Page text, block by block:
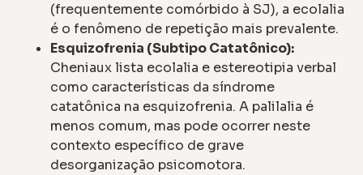
(frequentemente comórbido à SJ), a ecolalia
é o fenômeno de repetição mais prevalente.
Esquizofrenia (Subtipo Catatônico):
Cheniaux lista ecolalia e estereotipia verbal
como características da síndrome
catatônica na esquizofrenia. A palilalia é
menos comum, mas pode ocorrer neste
contexto específico de grave
desorganização psicomotora.